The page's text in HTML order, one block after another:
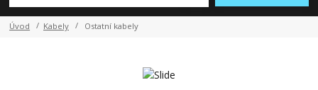
Úvod Kabely Ostatní kabely